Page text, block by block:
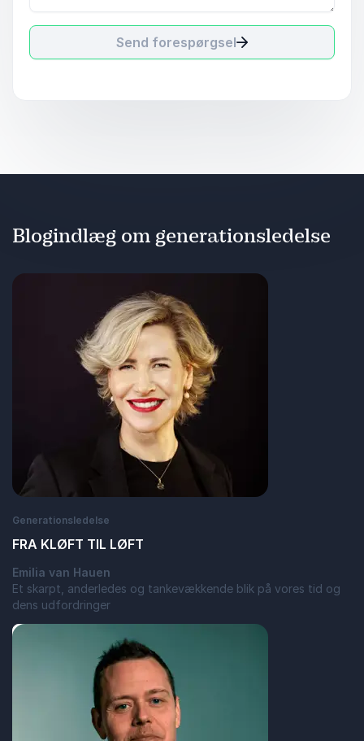
Send forespørgsel
Blogindlæg om generationsledelse
Generationsledelse
FRA KLØFT TIL LØFT
Emilia van Hauen
Et skarpt, anderledes og tankevækkende blik på vores tid og
dens udfordringer
Læs blogindlæg: FRA KLØFT TIL LØFT